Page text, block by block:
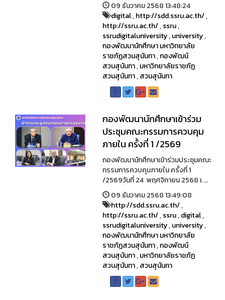
09 ธันวาคม 2568 13:48:24
digital,http://sdd.ssru.ac.th/,
http://ssru.ac.th/,ssru,
ssrudigitaluniversity,university,
กองพัฒนานักศึกษา มหาวิทยาลัย
ราชภัฏสวนสุนันทา,กองพัฒน์
สวนสุนันทา,มหาวิทยาลัยราชภัฏ
สวนสุนันทา,สวนสุนันทา
กองพัฒนานักศึกษาเข้าร่วม
ประชุมคณะกรรมการควบคุม
ภายใน ครั้งที่ 1 /2569
กองพัฒนานักศึกษาเข้าร่วมประชุมคณะ
กรรมการควบคุมภายใน ครั้งที่ 1
/2569วันที่ 24 พฤศจิกายน 2568 เ ...
09 ธันวาคม 2568 13:49:08
http://sdd.ssru.ac.th/,
http://ssru.ac.th/,ssru,digital,
ssrudigitaluniversity,university,
กองพัฒนานักศึกษา มหาวิทยาลัย
ราชภัฏสวนสุนันทา,กองพัฒน์
สวนสุนันทา,มหาวิทยาลัยราชภัฏ
สวนสุนันทา,สวนสุนันทา